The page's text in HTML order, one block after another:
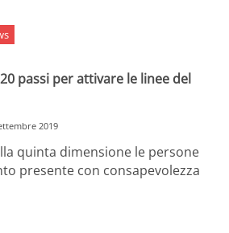
passi per attivare le linee del
2019
quinta dimensione le persone
presente con consapevolezza